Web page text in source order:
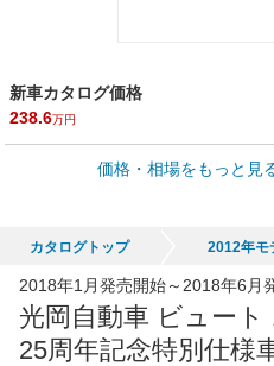
新車カタログ価格
238.6万円
車買取価格 *
全国平均の車検価格 *
*当該価格は車種別の価格となります。
価格・相場をもっと見
カタログトップ 2012年モ
2018年1月発売開始～2018年6月
光岡自動車 ビュート
25周年記念特別仕様